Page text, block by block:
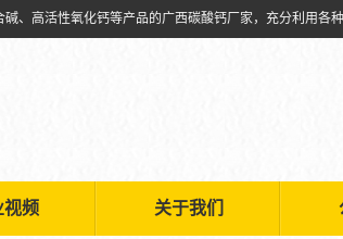
视频 关于我们